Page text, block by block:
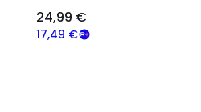
17,49 €
24,99 €